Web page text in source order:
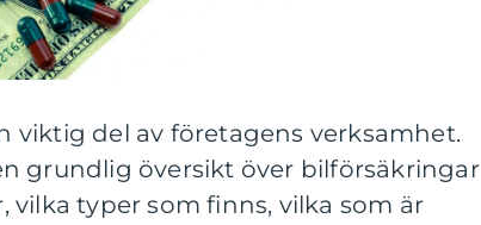
viktig del av företagens verksamhet.
grundlig översikt över bilförsäkringar
vilka typer som finns, vilka som är